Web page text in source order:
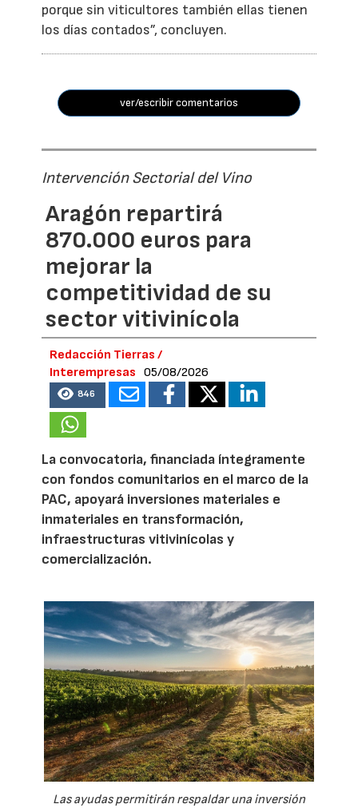
porque sin viticultores también ellas tienen
los días contados”, concluyen.
ver/escribir comentarios
Intervención Sectorial del Vino
Aragón repartirá
870.000 euros para
mejorar la
competitividad de su
sector vitivinícola
Redacción Tierras /
Interempresas
05/08/2026
846
La convocatoria, financiada íntegramente
con fondos comunitarios en el marco de la
PAC, apoyará inversiones materiales e
inmateriales en transformación,
infraestructuras vitivinícolas y
comercialización.
Las ayudas permitirán respaldar una inversión